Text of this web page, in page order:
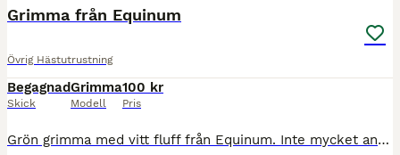
Grimma från Equinum
Övrig Hästutrustning
Begagnad
Skick
Grimma
Modell
100 kr
Pris
Grön grimma med vitt fluff från Equinum. Inte mycket använd och säljs tvättad. Storlek Cob